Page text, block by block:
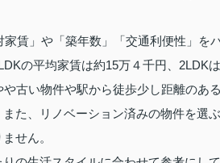
賃」や「築年数」「交通利便性」を
の平均家賃は約15万４千円、2LDKは
古い物件や駅から徒歩少し距離のあ
た、リノベーション済みの物件を選ぶ
せん。